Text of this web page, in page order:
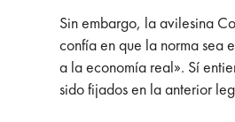
Sin embargo, la avilesina
confía en que la norma sea
a la economía real». Sí
sido fijados en la anterior